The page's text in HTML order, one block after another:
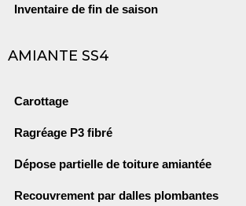
Inventaire de fin de saison
AMIANTE SS4
Carottage
Ragréage P3 fibré
Dépose partielle de toiture amiantée
Recouvrement par dalles plombantes